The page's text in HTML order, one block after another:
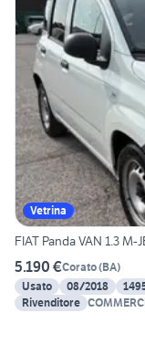
Vetrina
FIAT Panda VAN 1.3 M-
5.190 €Corato(BA)
Usato
08/2018
Rivenditore